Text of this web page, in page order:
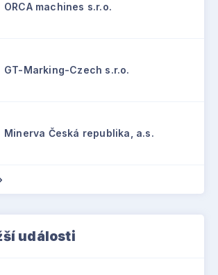
ORCA machines s.r.o.
GT-Marking-Czech s.r.o.
Minerva Česká republika, a.s.
události